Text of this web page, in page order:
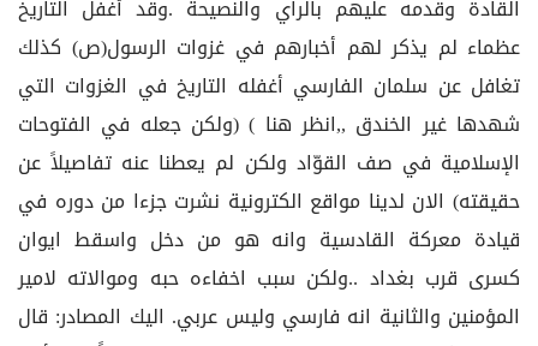
القادة وقدمه عليهم بالراي والنصيحة .وقد أغفل التاريخ
عظماء لم يذكر لهم أخبارهم في غزوات الرسول(ص) كذلك
تغافل عن سلمان الفارسي أغفله التاريخ في الغزوات التي
شهدها غير الخندق ,,انظر هنا ) (ولكن جعله في الفتوحات
الإسلامية في صف القوّاد ولكن لم يعطنا عنه تفاصيلاً عن
حقيقته) الان لدينا مواقع الكترونية نشرت جزءا من دوره في
قيادة معركة القادسية وانه هو من دخل واسقط ايوان
كسرى قرب بغداد ..ولكن سبب اخفاءه حبه وموالاته لامير
المؤمنين والثانية انه فارسي وليس عربي. اليك المصادر: قال